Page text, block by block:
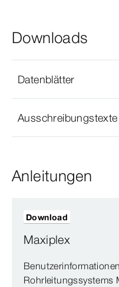
Downloads
Datenblätter
Ausschreibungstexte
Anleitungen
Maxiplex
Rohrleitungssystems
Download